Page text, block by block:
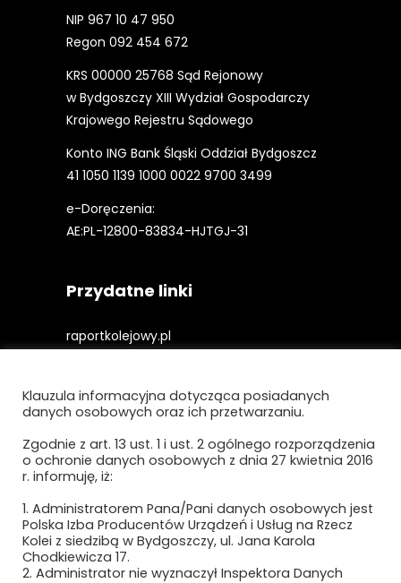
NIP 967 10 47 950
Regon 092 454 672
KRS 00000 25768 Sąd Rejonowy
w Bydgoszczy XIII Wydział Gospodarczy
Krajowego Rejestru Sądowego
Konto ING Bank Śląski Oddział Bydgoszcz
41 1050 1139 1000 0022 9700 3499
e-Doręczenia:
AE:PL-12800-83834-HJTGJ-31
Przydatne linki
raportkolejowy.pl
kolejowefirmy.pl
Polityka prywatności i cookies
Regulamin strony
Klauzula informacyjna dotycząca posiadanych
danych osobowych oraz ich przetwarzaniu.
Zgodnie z art. 13 ust. 1 i ust. 2 ogólnego rozporządzenia
o ochronie danych osobowych z dnia 27 kwietnia 2016
r. informuję, iż:
1. Administratorem Pana/Pani danych osobowych jest
Polska Izba Producentów Urządzeń i Usług na Rzecz
Kolei z siedzibą w Bydgoszczy, ul. Jana Karola
Chodkiewicza 17.
2. Administrator nie wyznaczył Inspektora Danych